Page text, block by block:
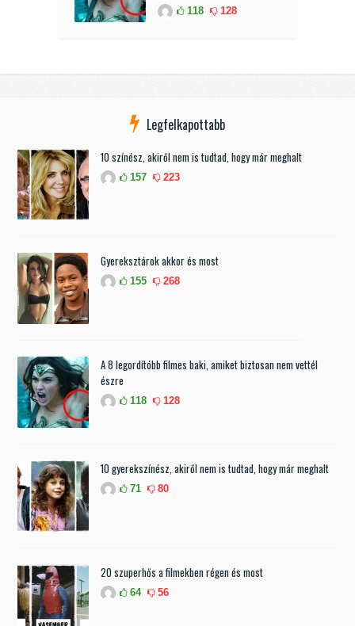
118 128
Legfelkapottabb
10 színész, akiről nem is tudtad, hogy már meghalt
157 223
Gyereksztárok akkor és most
155 268
A 8 legordítóbb filmes baki, amiket biztosan nem vettél
észre
118 128
10 gyerekszínész, akiről nem is tudtad, hogy már meghalt
71 80
20 szuperhős a filmekben régen és most
64 56